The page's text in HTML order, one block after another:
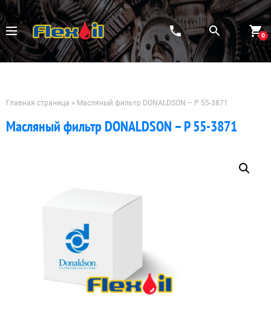
Перейти
к
содержимому
0
Главная страница » Масляный фильтр DONALDSON – P 55-3871
Масляный фильтр DONALDSON – P 55-3871